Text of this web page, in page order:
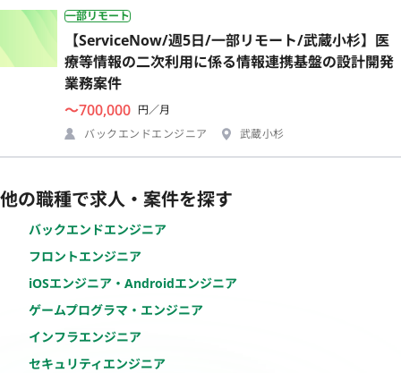
一部リモート
【ServiceNow/週5日/一部リモート/武蔵小杉】医
療等情報の二次利用に係る情報連携基盤の設計開発
業務案件
〜700,000 円／月
バックエンドエンジニア
武蔵小杉
他の職種で求人・案件を探す
バックエンドエンジニア
フロントエンジニア
iOSエンジニア・Androidエンジニア
ゲームプログラマ・エンジニア
インフラエンジニア
セキュリティエンジニア